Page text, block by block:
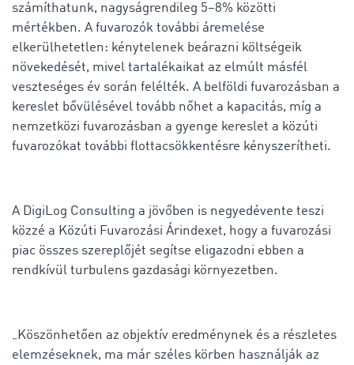
számíthatunk, nagyságrendileg 5–8% közötti
mértékben. A fuvarozók további áremelése
elkerülhetetlen: kénytelenek beárazni költségeik
növekedését, mivel tartalékaikat az elmúlt másfél
veszteséges év során felélték. A belföldi fuvarozásban a
kereslet bővülésével tovább nőhet a kapacitás, míg a
nemzetközi fuvarozásban a gyenge kereslet a közúti
fuvarozókat további flottacsökkentésre kényszerítheti.
A DigiLog Consulting a jövőben is negyedévente teszi
közzé a Közúti Fuvarozási Árindexet, hogy a fuvarozási
piac összes szereplőjét segítse eligazodni ebben a
rendkívül turbulens gazdasági környezetben.
„Köszönhetően az objektív eredménynek és a részletes
elemzéseknek, ma már széles körben használják az